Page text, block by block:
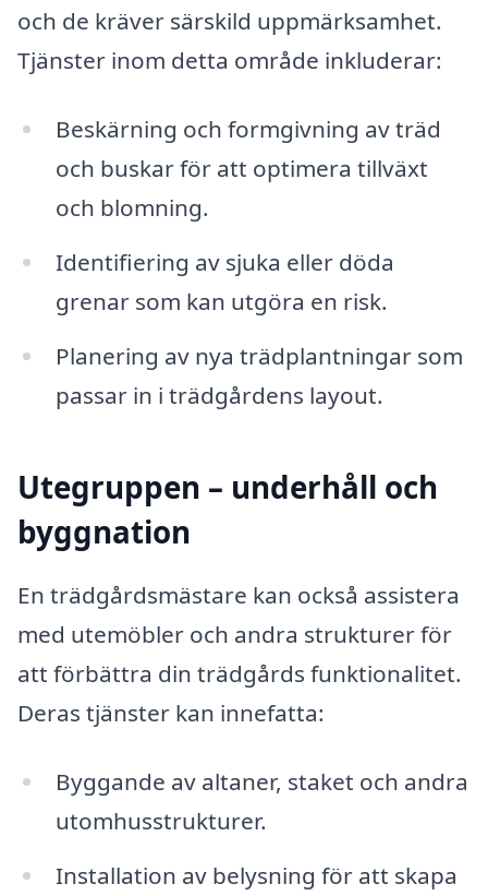
och de kräver särskild uppmärksamhet.
Tjänster inom detta område inkluderar:
Beskärning och formgivning av träd
och buskar för att optimera tillväxt
och blomning.
Identifiering av sjuka eller döda
grenar som kan utgöra en risk.
Planering av nya trädplantningar som
passar in i trädgårdens layout.
Utegruppen – underhåll och
byggnation
En trädgårdsmästare kan också assistera
med utemöbler och andra strukturer för
att förbättra din trädgårds funktionalitet.
Deras tjänster kan innefatta:
Byggande av altaner, staket och andra
utomhusstrukturer.
Installation av belysning för att skapa